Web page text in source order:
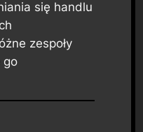
się handlu
zespoły
go